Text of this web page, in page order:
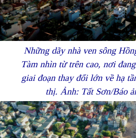
Những dãy nhà ven sông
Tàm nhìn từ trên cao, nơi
giai đoạn thay đổi lớn về hạ
thị. Ảnh: Tất Sơn/Báo